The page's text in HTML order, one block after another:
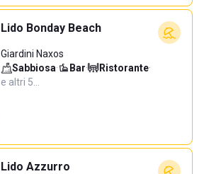
Lido Bonday Beach
Giardini Naxos
Sabbiosa· Bar· Ristorante·
e altri 5…
Lido Azzurro